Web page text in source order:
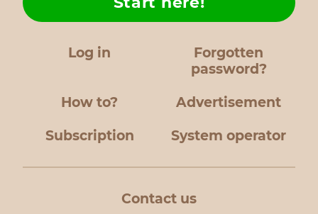
Log in
Forgotten
password?
How to? Advertisement
Subscription System operator
Contact us